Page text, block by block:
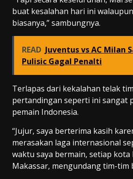
buat kesalahan hari ini
biasanya,” sambungnya.
READ Juventus vs AC Milan
Pulisic Gagal Penalti
Terlapas dari kekalahan telak
pertandingan seperti ini sangat
pemain Indonesia.
“Jujur, saya berterima kasih
merasakan laga internasional
waktu saya bermain, setiap kota
Makassar, mengundang tim-tim